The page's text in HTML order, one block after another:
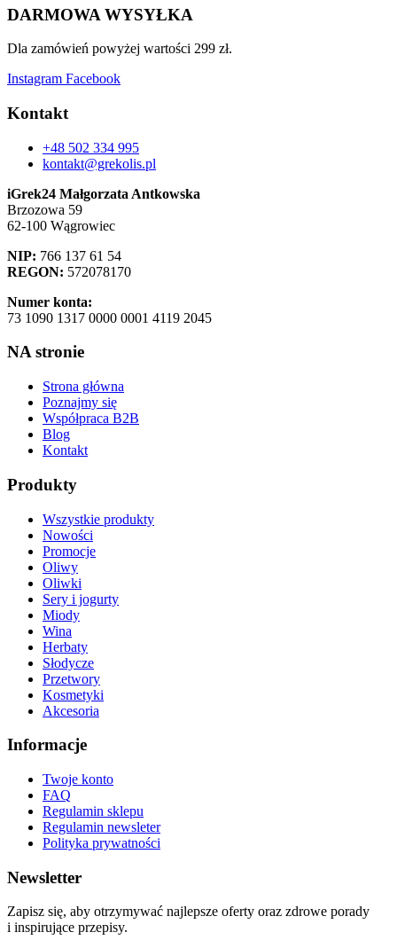
DARMOWA WYSYŁKA
Dla zamówień powyżej wartości 299 zł.
Instagram Facebook
Kontakt
+48 502 334 995
kontakt@grekolis.pl
iGrek24 Małgorzata Antkowska
Brzozowa 59
62-100 Wągrowiec
NIP: 766 137 61 54
REGON: 572078170
Numer konta:
73 1090 1317 0000 0001 4119 2045
NA stronie
Strona główna
Poznajmy się
Współpraca B2B
Blog
Kontakt
Produkty
Wszystkie produkty
Nowości
Promocje
Oliwy
Oliwki
Sery i jogurty
Miody
Wina
Herbaty
Słodycze
Przetwory
Kosmetyki
Akcesoria
Informacje
Twoje konto
FAQ
Regulamin sklepu
Regulamin newsleter
Polityka prywatności
Newsletter
Zapisz się, aby otrzymywać najlepsze oferty oraz zdrowe porady
i inspirujące przepisy.